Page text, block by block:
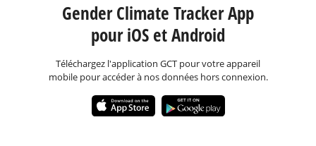
Gender Climate Tracker App
pour iOS et Android
Téléchargez l'application GCT pour votre appareil
mobile pour accéder à nos données hors connexion.